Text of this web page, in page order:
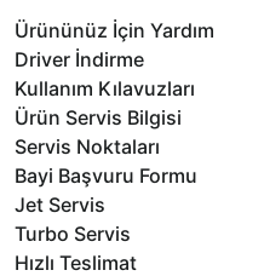
Ürününüz İçin Yardım
Driver İndirme
Kullanım Kılavuzları
Ürün Servis Bilgisi
Servis Noktaları
Bayi Başvuru Formu
Jet Servis
Turbo Servis
Hızlı Teslimat